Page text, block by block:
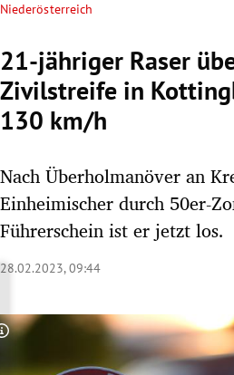
Untermenü
Untermenü
Untermenü
Untermenü
Niederösterreich
21-jähriger Raser
Zivilstreife in
130 km/h
Nach Überholmanöver an
Einheimischer durch 50er-
Führerschein ist er jetzt los.
28.02.2023, 09:44
Copyright-Hinweis öffnen/schließen